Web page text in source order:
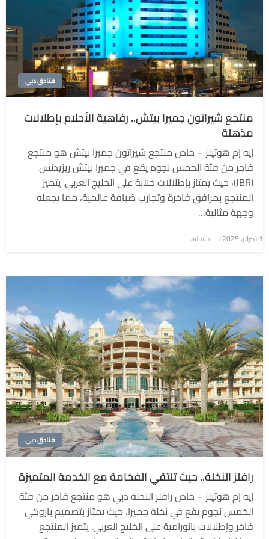
فنادق دبي
منتجع شيراتون جميرا بيتش.. رفاهية الأحلام بإطلالات
مذهلة
إيه إم هوتيلز – خاص منتجع شيراتون جميرا بيتش هو منتجع
فاخر من فئة الخمس نجوم يقع في جميرا بيتش ريزيدنس
(JBR)، حيث يمتاز بإطلالات خلابة على الخليج العربي. يتميز
المنتجع بمرافق فاخرة وتجارب ضيافة عالمية، مما يجعله
وجهة مثالية…
نُشر1 فبراير، 2025 admin
فنادق دبي
رافلز النخلة.. حيث تلتقي الفخامة مع الخدمة المتميزة
إيه إم هوتيلز – خاص رافلز النخلة دبي هو منتجع فاخر من فئة
الخمس نجوم يقع في نخلة جميرا، حيث يمتاز بتصميم باروكي
فاخر وإطلالات بانورامية على الخليج العربي. يتميز المنتجع